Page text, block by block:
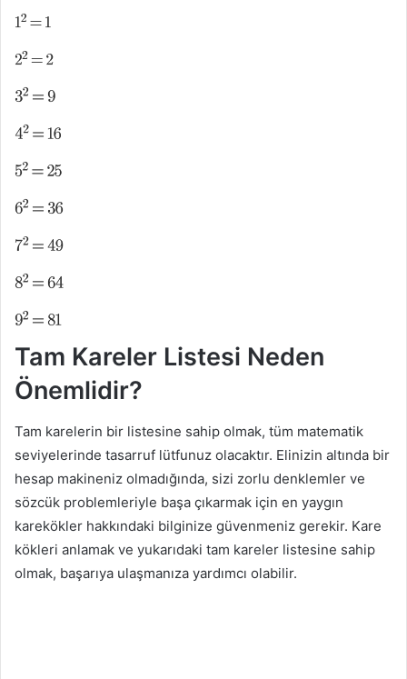
Tam Kareler Listesi Neden
Önemlidir?
Tam karelerin bir listesine sahip olmak, tüm matematik
seviyelerinde tasarruf lütfunuz olacaktır. Elinizin altında bir
hesap makineniz olmadığında, sizi zorlu denklemler ve
sözcük problemleriyle başa çıkarmak için en yaygın
karekökler hakkındaki bilginize güvenmeniz gerekir. Kare
kökleri anlamak ve yukarıdaki tam kareler listesine sahip
olmak, başarıya ulaşmanıza yardımcı olabilir.